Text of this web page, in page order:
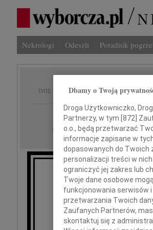
Nekrologi Odeszli Poradnik
IMIĘ I NAZWISKO:
REGION: Białystok
DATA EMISJI: 20.10.2010
Dbamy o Twoją
Droga Użytkowniczko,
Partnerzy, w tym [ 872 ]
o.o., będą przetwarzać
informacje zapisane w
dopasowanych do Twoich
personalizacji treści w
ograniczyć jej zakres lub
Twoje dane osobowe
funkcjonowania serwisów i
przetwarzania Twoich
Zaufanych Partnerów,
skontaktuj się z